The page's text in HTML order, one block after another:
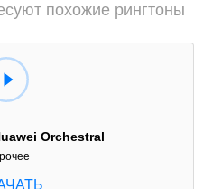
похожие рингтоны
Orchestral